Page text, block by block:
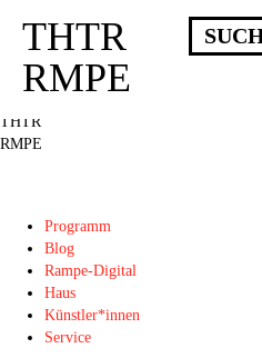
Deprecated : Die Funktion
Verwende stattdessen get_permalink(). in
/homepages/10/d43051023/htdocs/
THTR
RMPE
Programm
Blog
Rampe-Digital
Haus
Künstler*innen
Service
THTR
RMPE